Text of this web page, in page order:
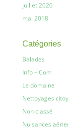
juillet 2020
mai 2018
Catégories
Balades
Info – Com
Le domaine
Nettoyages
Non classé
Nuisances